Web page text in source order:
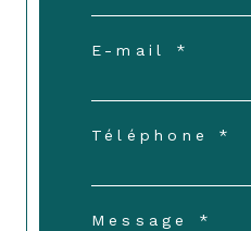
E-mail *
Téléphone *
Message *